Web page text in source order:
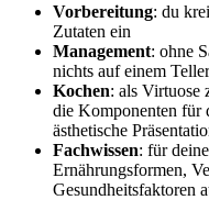
Vorbereitung: du
Zutaten ein
Management: ohne
nichts auf einem Teller
Kochen: als Virtuose
die Komponenten für
ästhetische
Fachwissen: für
Ernährungsformen,
Gesundheitsfaktoren